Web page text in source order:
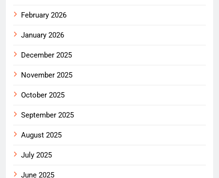
February 2026
January 2026
December 2025
November 2025
October 2025
September 2025
August 2025
July 2025
June 2025